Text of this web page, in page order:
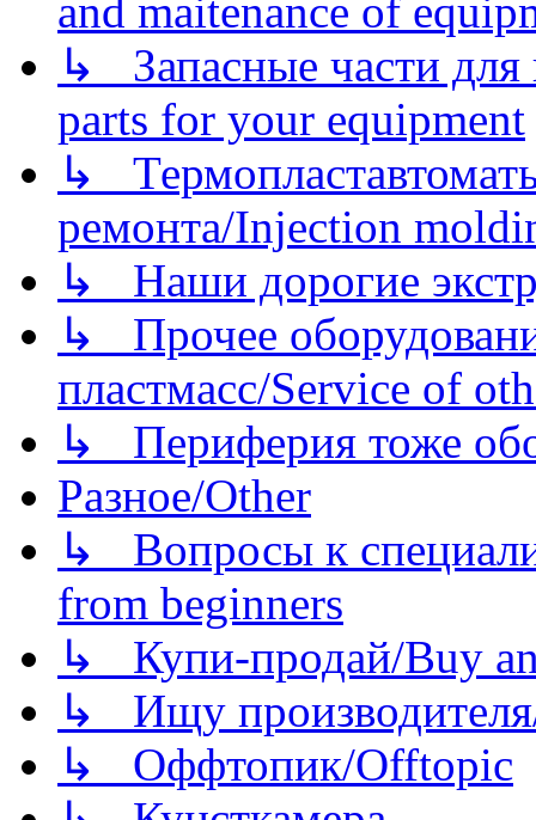
and maitenance of
↳ Запасные части для
parts for your equipment
↳
ремонта/Injection
↳ Наши дорогие
↳ Прочее
пластмасс/Service of
↳ Периферия тоже
Разное/Other
↳ Вопросы к
from beginners
↳ Купи-продай/Buy
↳ Ищу
↳ Оффтопик/Offtopic